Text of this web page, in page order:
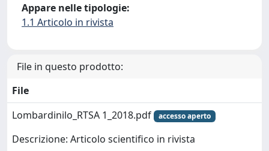
Appare nelle tipologie:
1.1 Articolo in rivista
File in questo prodotto:
File
Lombardinilo_RTSA 1_2018.pdf
accesso aperto
Descrizione: Articolo scientifico in rivista